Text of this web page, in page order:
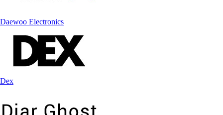
Daewoo Electronics
Dex